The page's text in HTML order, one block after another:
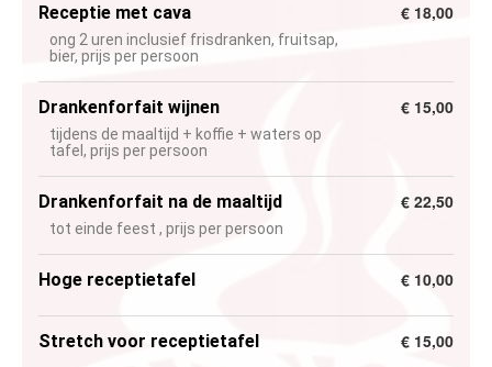
Receptie met cava
ong 2 uren inclusief frisdranken, fruitsap,
bier, prijs per persoon
€ 18,00
Drankenforfait wijnen
tijdens de maaltijd + koffie + waters op
tafel, prijs per persoon
€ 15,00
Drankenforfait na de maaltijd
tot einde feest , prijs per persoon
€ 22,50
Hoge receptietafel € 10,00
Stretch voor receptietafel € 15,00